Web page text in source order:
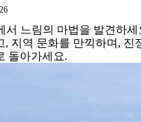
서 느림의 마법을 발견하
, 지역 문화를 만끽하며, 진
돌아가세요.